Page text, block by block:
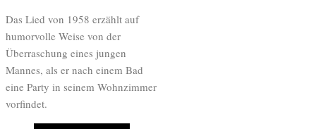
Das Lied von 1958 erzählt auf
humorvolle Weise von der
Überraschung eines jungen
Mannes, als er nach einem Bad
eine Party in seinem Wohnzimmer
vorfindet.